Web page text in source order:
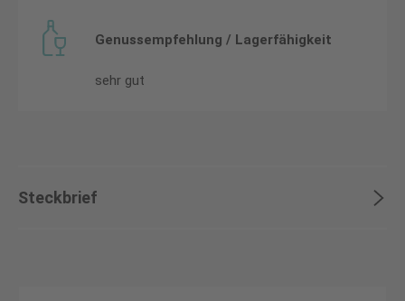
Genussempfehlung / Lagerfähigkeit
sehr gut
Steckbrief